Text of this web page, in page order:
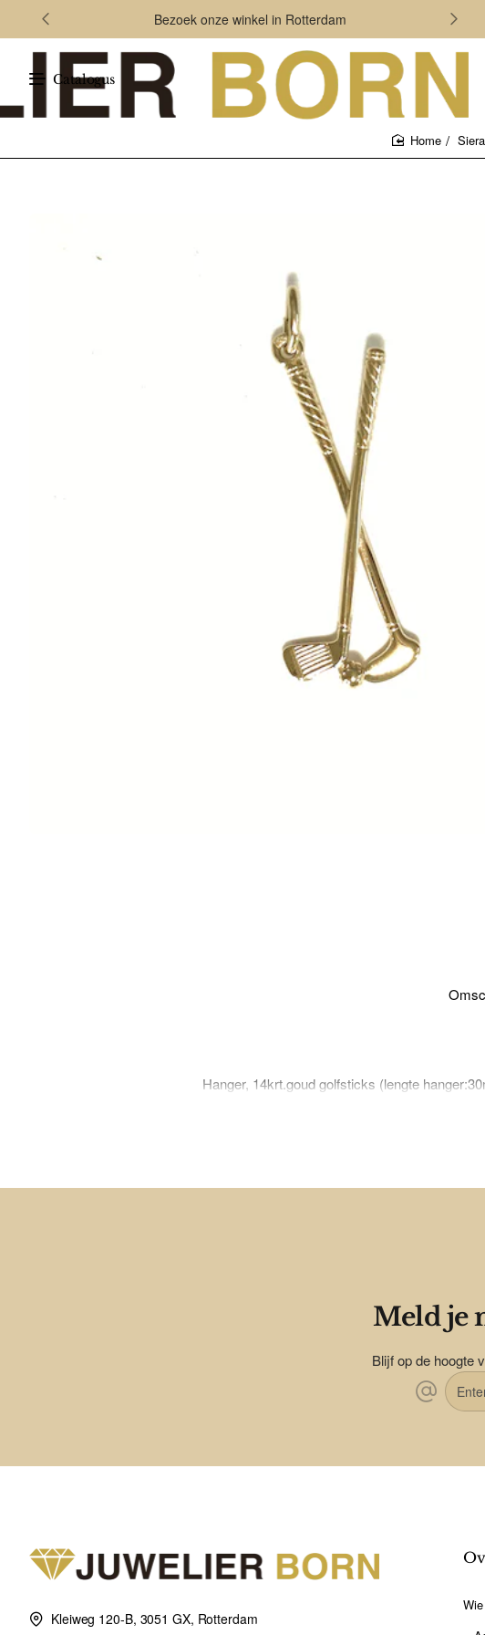
Bezoek onze winkel in Rotterdam
Catalogus
Hanger, 14krt.goud golfsticks (lengte
Meld je
Blijf op de hoogte
Enter
email
Kleiweg 120-B, 3051 GX, Rotterdam